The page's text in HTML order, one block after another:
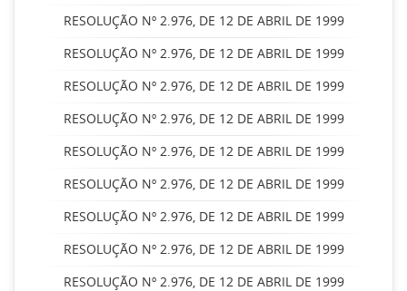
RESOLUÇÃO Nº 2.976, DE 12 DE ABRIL DE 1999
RESOLUÇÃO Nº 2.976, DE 12 DE ABRIL DE 1999
RESOLUÇÃO Nº 2.976, DE 12 DE ABRIL DE 1999
RESOLUÇÃO Nº 2.976, DE 12 DE ABRIL DE 1999
RESOLUÇÃO Nº 2.976, DE 12 DE ABRIL DE 1999
RESOLUÇÃO Nº 2.976, DE 12 DE ABRIL DE 1999
RESOLUÇÃO Nº 2.976, DE 12 DE ABRIL DE 1999
RESOLUÇÃO Nº 2.976, DE 12 DE ABRIL DE 1999
RESOLUÇÃO Nº 2.976, DE 12 DE ABRIL DE 1999